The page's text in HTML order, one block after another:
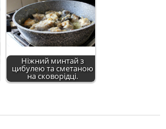
Ніжний минтай з
цибулею та сметаною
на сковорідці.